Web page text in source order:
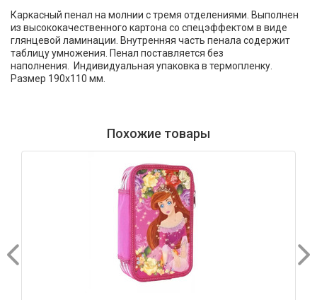
Каркасный пенал на молнии с тремя отделениями. Выполнен
из высококачественного картона со спецэффектом в виде
глянцевой ламинации. Внутренняя часть пенала содержит
таблицу умножения. Пенал поставляется без
наполнения. Индивидуальная упаковка в термопленку.
Размер 190х110 мм.
Похожие товары